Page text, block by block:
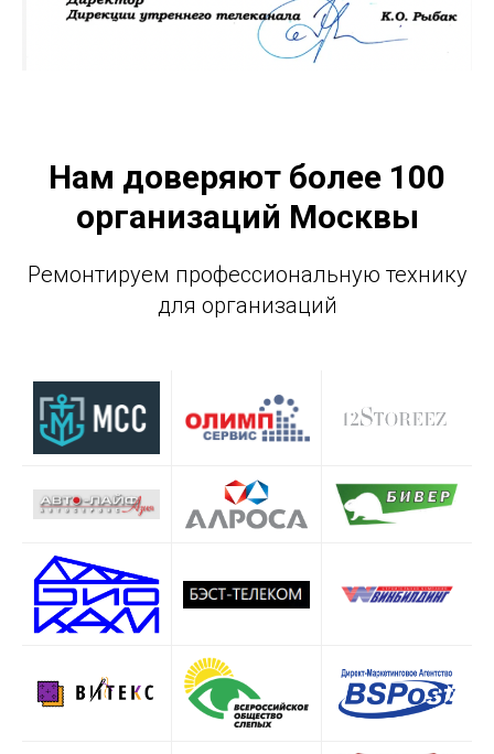
Нам доверяют более 100
организаций Москвы
Ремонтируем профессиональную технику
для организаций